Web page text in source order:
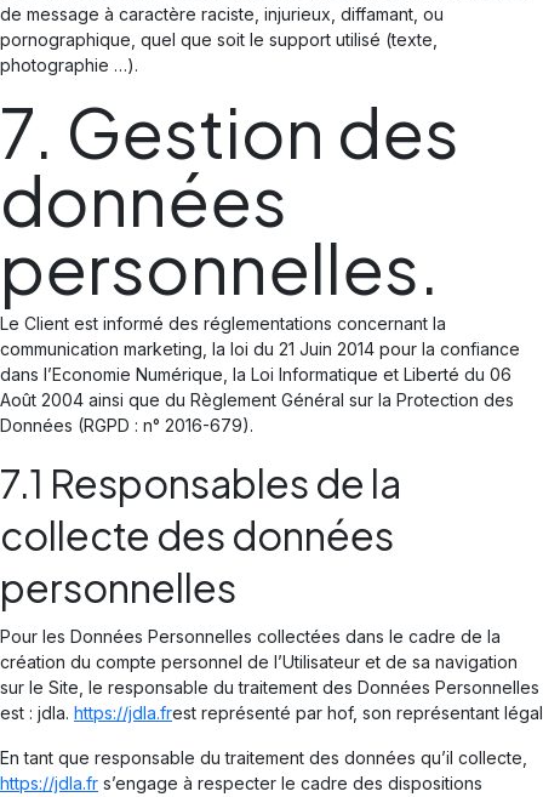
de message à caractère raciste, injurieux, diffamant, ou
pornographique, quel que soit le support utilisé (texte,
photographie …).
7. Gestion des
données
personnelles.
Le Client est informé des réglementations concernant la
communication marketing, la loi du 21 Juin 2014 pour la confiance
dans l’Economie Numérique, la Loi Informatique et Liberté du 06
Août 2004 ainsi que du Règlement Général sur la Protection des
Données (RGPD : n° 2016-679).
7.1 Responsables de la
collecte des données
personnelles
Pour les Données Personnelles collectées dans le cadre de la
création du compte personnel de l’Utilisateur et de sa navigation
sur le Site, le responsable du traitement des Données Personnelles
est : jdla. https://jdla.frest représenté par hof, son représentant légal
En tant que responsable du traitement des données qu’il collecte,
https://jdla.fr s’engage à respecter le cadre des dispositions